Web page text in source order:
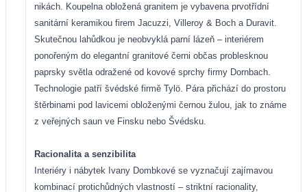
nikách. Koupelna obložená granitem je vybavena prvotřídní
sanitární keramikou firem Jacuzzi, Villeroy & Boch a Duravit.
Skutečnou lahůdkou je neobvyklá parní lázeň – interiérem
ponořeným do elegantní granitové černi občas problesknou
paprsky světla odražené od kovové sprchy firmy Dornbach.
Technologie patří švédské firmě Tylö. Pára přichází do prostoru
štěrbinami pod lavicemi obloženými černou žulou, jak to známe
z veřejných saun ve Finsku nebo Švédsku.
Racionalita a senzibilita
Interiéry i nábytek Ivany Dombkové se vyznačují zajímavou
kombinací protichůdných vlastností – striktní racionality,